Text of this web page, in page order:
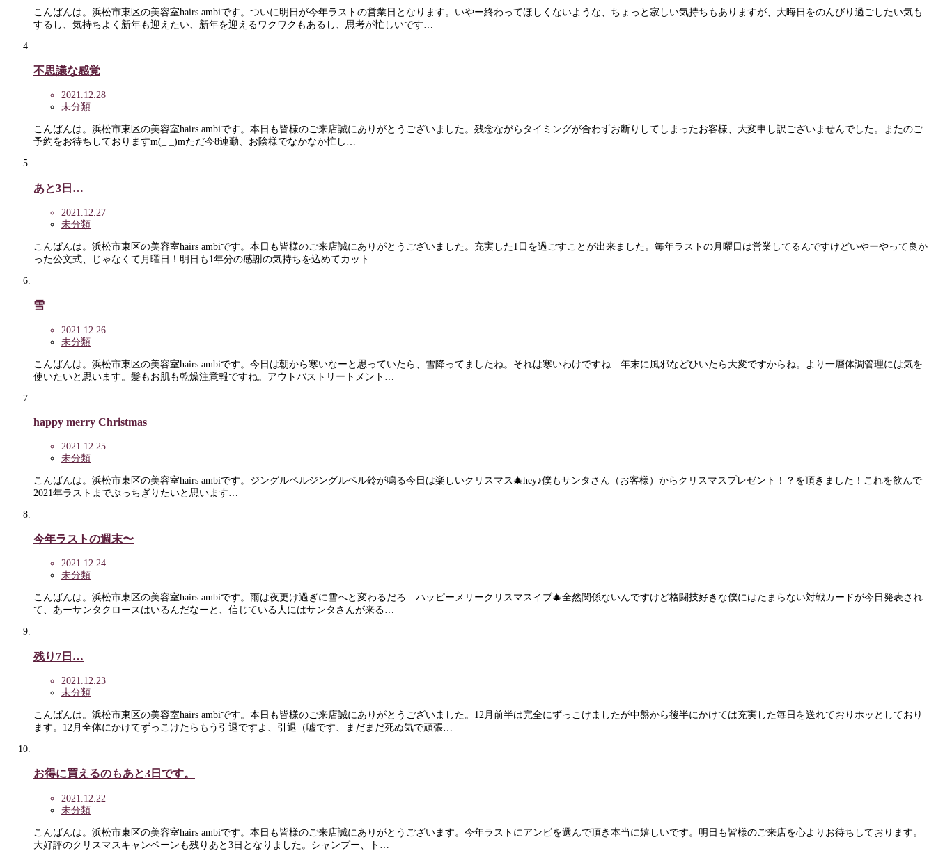
こんばんは。浜松市東区の美容室hairs ambiです。ついに明日が今年ラストの営業日となります。いやー終わってほしくないような、ちょっと寂しい気持ちもありますが、大晦日をのんびり過ごしたい気も
するし、気持ちよく新年も迎えたい、新年を迎えるワクワクもあるし、思考が忙しいです…
不思議な感覚
2021.12.28
未分類
こんばんは。浜松市東区の美容室hairs ambiです。本日も皆様のご来店誠にありがとうございました。残念ながらタイミングが合わずお断りしてしまったお客様、大変申し訳ございませんでした。またのご
予約をお待ちしておりますm(_ _)mただ今8連勤、お陰様でなかなか忙し…
あと3日…
2021.12.27
未分類
こんばんは。浜松市東区の美容室hairs ambiです。本日も皆様のご来店誠にありがとうございました。充実した1日を過ごすことが出来ました。毎年ラストの月曜日は営業してるんですけどいやーやって良か
った公文式、じゃなくて月曜日！明日も1年分の感謝の気持ちを込めてカット…
雪
2021.12.26
未分類
こんばんは。浜松市東区の美容室hairs ambiです。今日は朝から寒いなーと思っていたら、雪降ってましたね。それは寒いわけですね…年末に風邪などひいたら大変ですからね。より一層体調管理には気を
使いたいと思います。髪もお肌も乾燥注意報ですね。アウトバストリートメント…
happy merry Christmas
2021.12.25
未分類
こんばんは。浜松市東区の美容室hairs ambiです。ジングルベルジングルベル鈴が鳴る今日は楽しいクリスマス🎄hey♪僕もサンタさん（お客様）からクリスマスプレゼント！？を頂きました！これを飲んで
2021年ラストまでぶっちぎりたいと思います…
今年ラストの週末〜
2021.12.24
未分類
こんばんは。浜松市東区の美容室hairs ambiです。雨は夜更け過ぎに雪へと変わるだろ…ハッピーメリークリスマスイブ🎄全然関係ないんですけど格闘技好きな僕にはたまらない対戦カードが今日発表され
て、あーサンタクロースはいるんだなーと、信じている人にはサンタさんが来る…
残り7日…
2021.12.23
未分類
こんばんは。浜松市東区の美容室hairs ambiです。本日も皆様のご来店誠にありがとうございました。12月前半は完全にずっこけましたが中盤から後半にかけては充実した毎日を送れておりホッとしており
ます。12月全体にかけてずっこけたらもう引退ですよ、引退（嘘です、まだまだ死ぬ気で頑張…
お得に買えるのもあと3日です。
2021.12.22
未分類
こんばんは。浜松市東区の美容室hairs ambiです。本日も皆様のご来店誠にありがとうございます。今年ラストにアンビを選んで頂き本当に嬉しいです。明日も皆様のご来店を心よりお待ちしております。
大好評のクリスマスキャンペーンも残りあと3日となりました。シャンプー、ト…